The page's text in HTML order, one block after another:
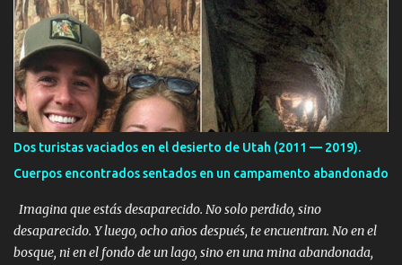
i
o
s
Dos turistas vaciados en el desierto de Utah (2011 — 2019).
Cuerpos encontrados sentados en un campamento abandonado
Imagina que estás desaparecido. No solo perdido, sino
desaparecido. Y luego, ocho años después, te encuentran. No en el
bosque, ni en el fondo de un lago, sino en una mina abandonada,